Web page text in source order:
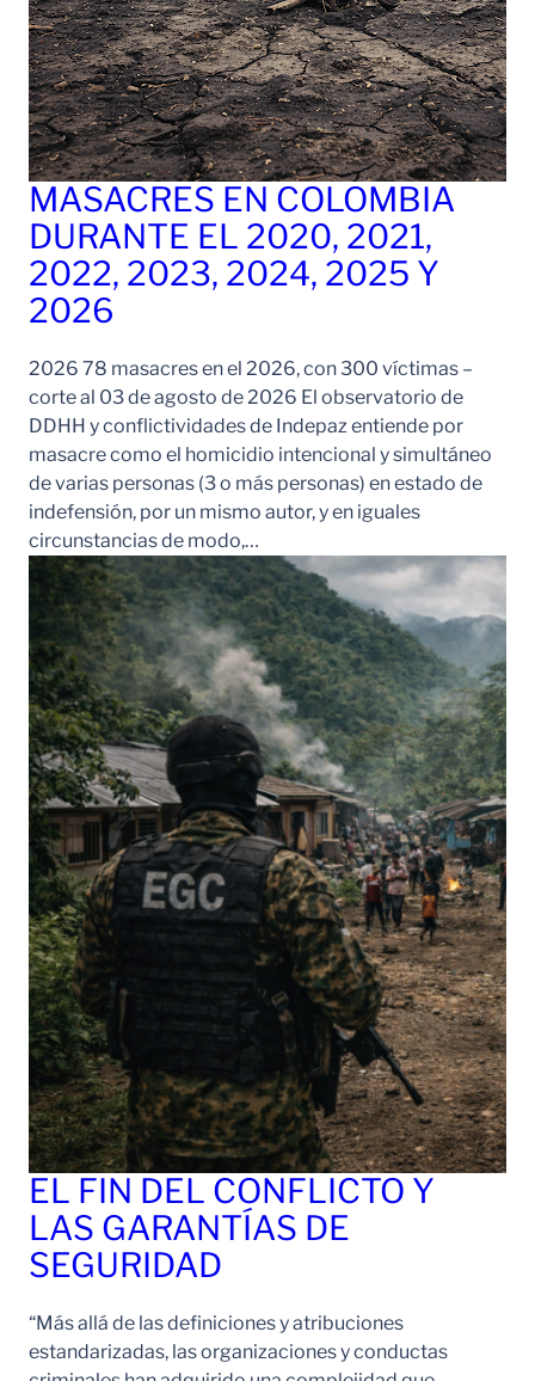
MASACRES EN COLOMBIA
DURANTE EL 2020, 2021,
2022, 2023, 2024, 2025 Y
2026
2026 78 masacres en el 2026, con 300 víctimas –
corte al 03 de agosto de 2026 El observatorio de
DDHH y conflictividades de Indepaz entiende por
masacre como el homicidio intencional y simultáneo
de varias personas (3 o más personas) en estado de
indefensión, por un mismo autor, y en iguales
circunstancias de modo,…
EL FIN DEL CONFLICTO Y
LAS GARANTÍAS DE
SEGURIDAD
“Más allá de las definiciones y atribuciones
estandarizadas, las organizaciones y conductas